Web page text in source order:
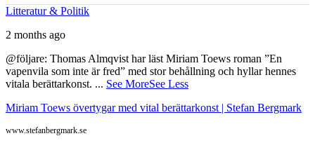
Litteratur & Politik
2 months ago
@följare: Thomas Almqvist har läst Miriam Toews roman ”En
vapenvila som inte är fred” med stor behållning och hyllar hennes
vitala berättarkonst. ... See MoreSee Less
Miriam Toews övertygar med vital berättarkonst | Stefan Bergmark
www.stefanbergmark.se